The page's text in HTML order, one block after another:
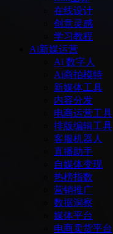
在线设计
创意灵感
学习教程
Ai新媒运营
Ai 数字人
Ai商拍模特
新媒体工具
内容分发
电商运营工具
排版编辑工具
客服机器人
直播助手
自媒体变现
热榜指数
营销推广
数据洞察
媒体平台
电商卖货平台